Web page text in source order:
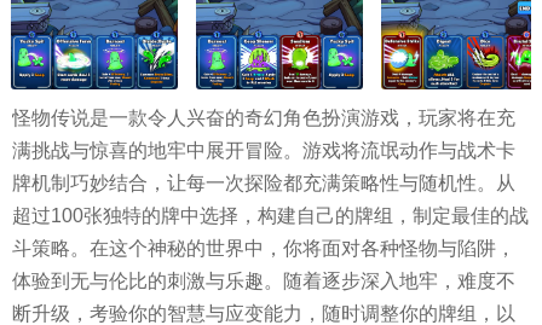
怪物传说是一款令人兴奋的奇幻角色扮演游戏，玩家将在充
满挑战与惊喜的地牢中展开冒险。游戏将流氓动作与战术卡
牌机制巧妙结合，让每一次探险都充满策略性与随机性。从
超过100张独特的牌中选择，构建自己的牌组，制定最佳的战
斗策略。在这个神秘的世界中，你将面对各种怪物与陷阱，
体验到无与伦比的刺激与乐趣。随着逐步深入地牢，难度不
断升级，考验你的智慧与应变能力，随时调整你的牌组，以